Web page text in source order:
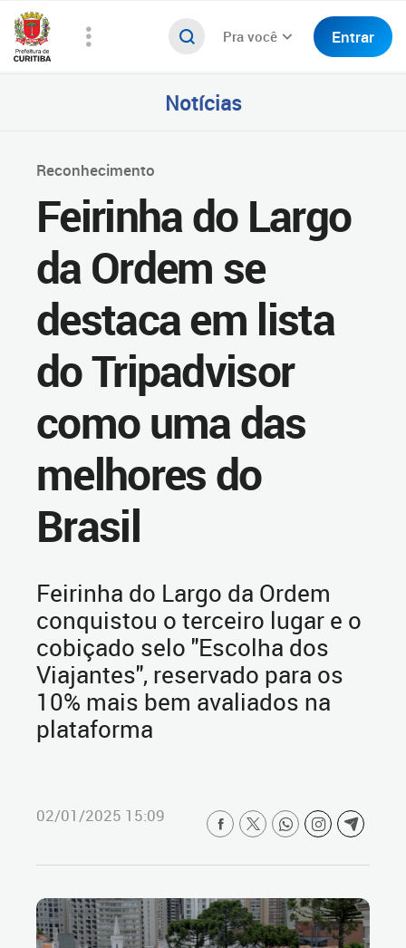
Pra você Entrar
Notícias
Reconhecimento
Feirinha do Largo
da Ordem se
destaca em lista
do Tripadvisor
como uma das
melhores do
Brasil
Feirinha do Largo da Ordem
conquistou o terceiro lugar e o
cobiçado selo "Escolha dos
Viajantes", reservado para os
10% mais bem avaliados na
plataforma
02/01/2025 15:09